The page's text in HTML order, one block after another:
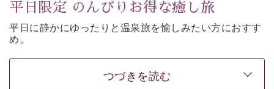
平日限定 のんびりお得な癒し旅
平日に静かにゆったりと温泉旅を愉しみたい方におすす
め。
い。
どなたでもお得にご予約できます。
つづきを読む